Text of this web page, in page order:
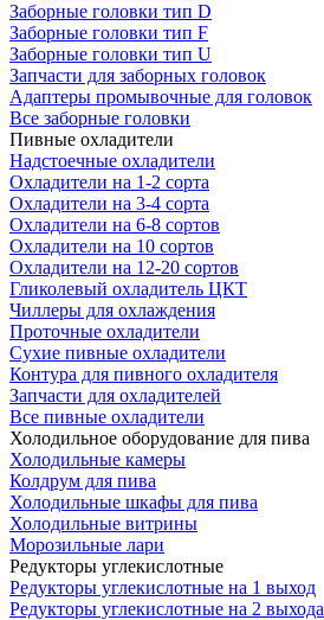
Заборные головки тип D
Заборные головки тип F
Заборные головки тип U
Запчасти для заборных головок
Адаптеры промывочные для головок
Все заборные головки
Пивные охладители
Надстоечные охладители
Охладители на 1-2 сорта
Охладители на 3-4 сорта
Охладители на 6-8 сортов
Охладители на 10 сортов
Охладители на 12-20 сортов
Гликолевый охладитель ЦКТ
Чиллеры для охлаждения
Проточные охладители
Сухие пивные охладители
Контура для пивного охладителя
Запчасти для охладителей
Все пивные охладители
Холодильное оборудование для пива
Холодильные камеры
Колдрум для пива
Холодильные шкафы для пива
Холодильные витрины
Морозильные лари
Редукторы углекислотные
Редукторы углекислотные на 1 выход
Редукторы углекислотные на 2 выхода